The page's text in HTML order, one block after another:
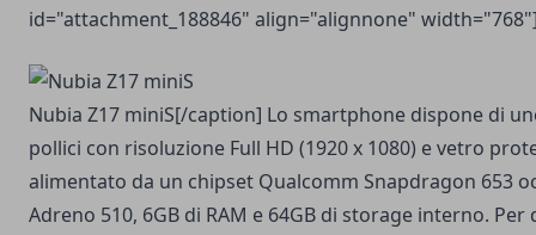
id="attachment_188846" align="alignnone"
Nubia Z17 miniS[/caption] Lo smartphone dispone di
pollici con risoluzione Full HD (1920 x 1080) e vetro
alimentato da un chipset Qualcomm Snapdragon 653
Adreno 510, 6GB di RAM e 64GB di storage interno.